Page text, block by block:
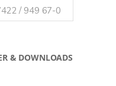
/ 949 67-0
& DOWNLOADS